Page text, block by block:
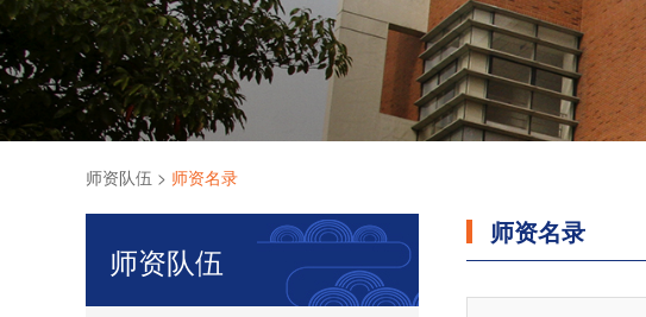
师资队伍 > 师资名录
师资队伍
师资名录